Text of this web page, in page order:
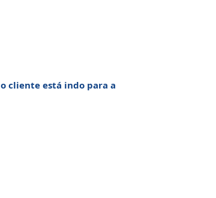
o cliente está indo para a